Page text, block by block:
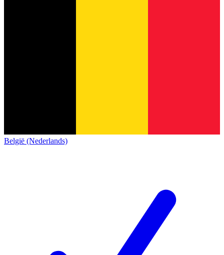
België (Nederlands)